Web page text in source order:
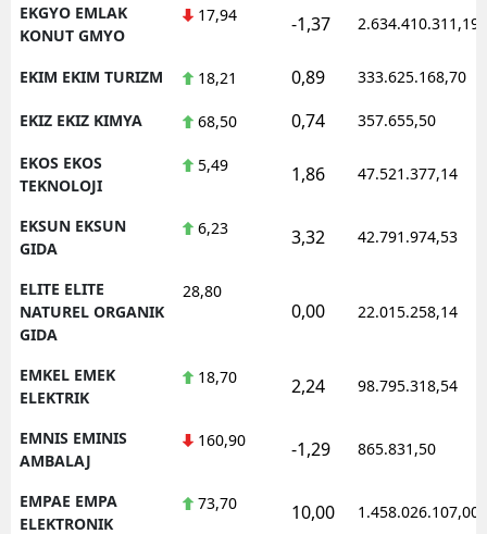
EKGYO EMLAK
KONUT GMYO
17,94 -1,37 2.634.410.311,19
EKIM EKIM TURIZM 18,21 0,89 333.625.168,70
EKIZ EKIZ KIMYA 68,50 0,74 357.655,50
EKOS EKOS
TEKNOLOJI
5,49 1,86 47.521.377,14
EKSUN EKSUN
GIDA
6,23 3,32 42.791.974,53
ELITE ELITE
NATUREL ORGANIK
GIDA
28,80
0,00 22.015.258,14
EMKEL EMEK
ELEKTRIK
18,70 2,24 98.795.318,54
EMNIS EMINIS
AMBALAJ
160,90 -1,29 865.831,50
EMPAE EMPA
ELEKTRONIK
73,70 10,00 1.458.026.107,00